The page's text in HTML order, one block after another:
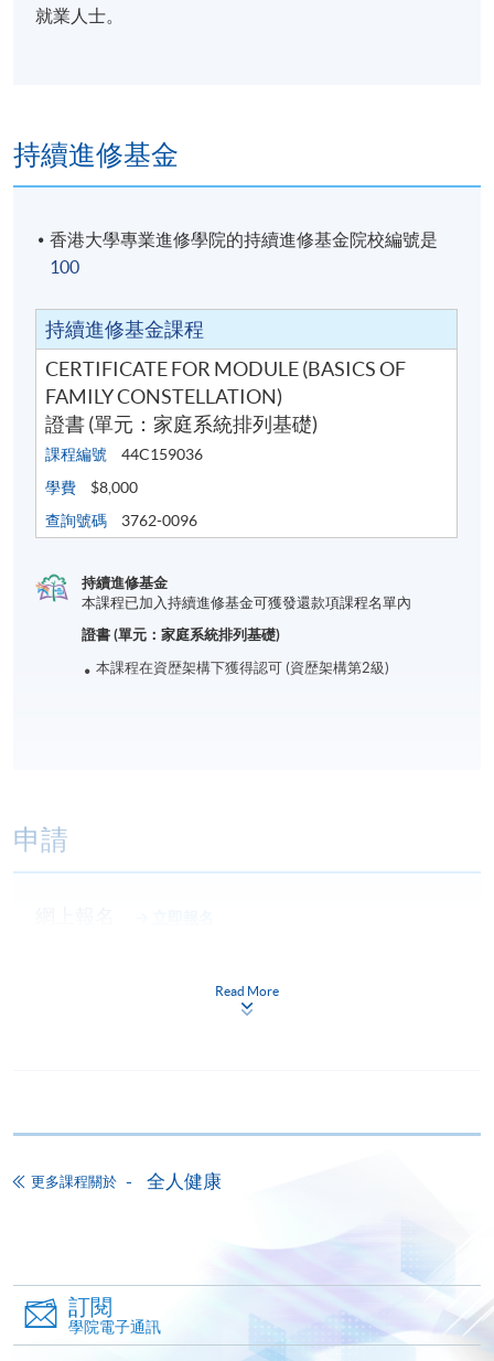
就業人士。
持續進修基金
香港大學專業進修學院的持續進修基金院校編號是
100
持續進修基金課程
CERTIFICATE FOR MODULE (BASICS OF
FAMILY CONSTELLATION)
證書 (單元：家庭系統排列基礎)
課程編號
44C159036
學費
$8,000
查詢號碼
3762-0096
持續進修基金
本課程已加入持續進修基金可獲發還款項課程名單內
證書 (單元：家庭系統排列基礎)
本課程在資歴架構下獲得認可 (資歴架構第2級)
申請
務，申請人可通過網上申請個別學歷頒授課程和報讀
申請人可在網上使用「繳費靈」(PPS) (不適用於手
讀學歷頒授課程設有網上服務，在學學員亦可以「微
信支付」(Online WeChat Pay) 、「支付寶」(Online
Alipay) 或 「轉數快」(FPS) 繳付學費。
Read More
更多課程關於 全人健康
訂閱
學院電子通訊